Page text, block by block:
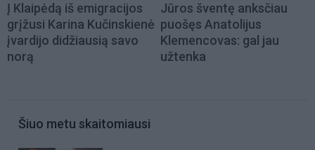
Į Klaipėdą iš emigracijos
grįžusi Karina Kučinskienė
įvardijo didžiausią savo
norą
Jūros šventę anksčiau
puošęs Anatolijus
Klemencovas: gal jau
užtenka
Šiuo metu skaitomiausi